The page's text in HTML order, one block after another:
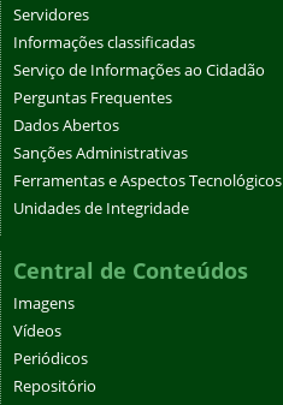
Servidores
Informações classificadas
Serviço de Informações ao Cidadão
Perguntas Frequentes
Dados Abertos
Sanções Administrativas
Ferramentas e Aspectos Tecnológicos
Unidades de Integridade
Central de Conteúdos
Imagens
Vídeos
Periódicos
Repositório